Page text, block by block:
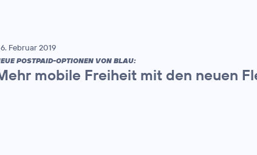
Februar 2019
POSTPAID-OPTIONEN VON BLAU:
mobile Freiheit mit den neuen